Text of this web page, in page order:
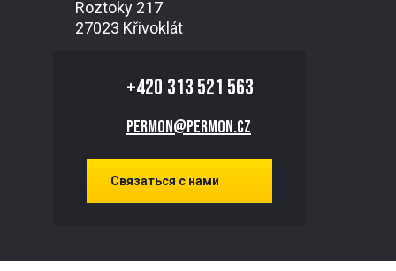
Roztoky 217
27023 Křivoklát
+420 313 521 563
permon@permon.cz
Связаться с нами